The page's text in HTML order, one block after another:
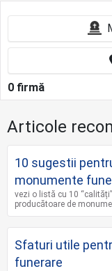
0 firmă
Articole
10 sugestii
monumente
vezi o listă cu 10
producătoare de
Sfaturi utile
funerare